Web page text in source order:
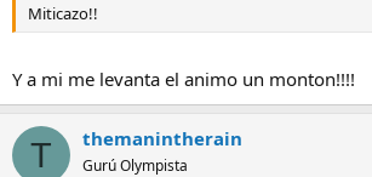
Miticazo!!
Y a mi me levanta el animo un monton!!!!
T themanintherain
Gurú Olympista